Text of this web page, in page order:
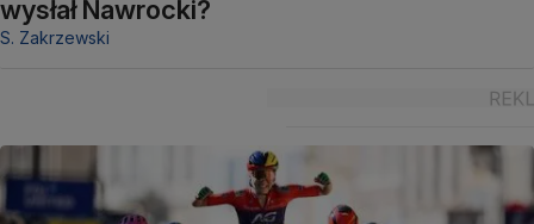
wysłał Nawrocki?
S. Zakrzewski